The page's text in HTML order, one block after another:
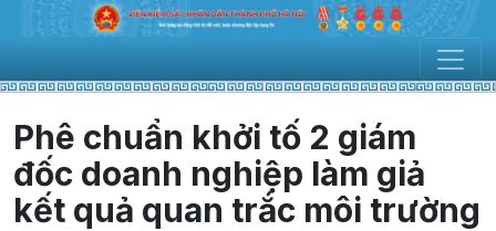
Phê chuẩn khởi tố 2 giám
đốc doanh nghiệp làm giả
kết quả quan trắc môi trường